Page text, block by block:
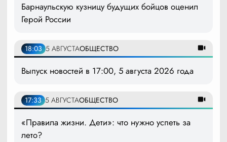
Барнаульскую кузницу будущих бойцов оценил
Герой России
18:03 5 АВГУСТАОБЩЕСТВО
Выпуск новостей в 17:00, 5 августа 2026 года
17:33 5 АВГУСТАОБЩЕСТВО
«Правила жизни. Дети»: что нужно успеть за
лето?